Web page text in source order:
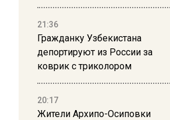
21:36
Гражданку Узбекистана
депортируют из России за
коврик с триколором
20:17
Жители Архипо-Осиповки